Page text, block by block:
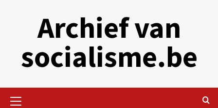
Archief van
socialisme.be
Menu